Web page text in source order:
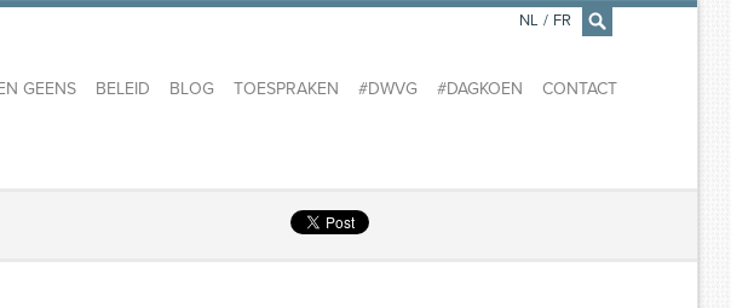
×
GEENS BELEID BLOG TOESPRAKEN #DWVG #DAGKOEN CONTACT
NL / FR